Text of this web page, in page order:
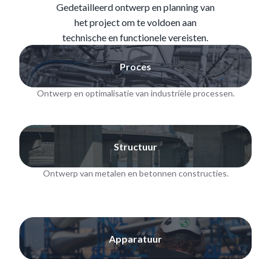
Gedetailleerd ontwerp en planning van
het project om te voldoen aan
technische en functionele vereisten.
Proces
Ontwerp en optimalisatie van industriële processen.
Structuur
Ontwerp van metalen en betonnen constructies.
Apparatuur